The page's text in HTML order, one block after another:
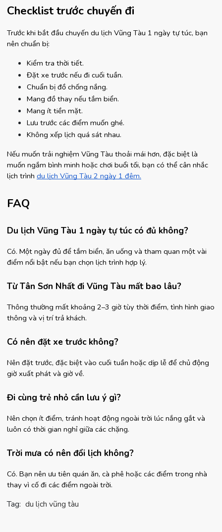
Checklist trước chuyến đi
Trước khi bắt đầu chuyến du lịch Vũng Tàu 1 ngày tự túc, bạn
nên chuẩn bị:
Kiểm tra thời tiết.
Đặt xe trước nếu đi cuối tuần.
Chuẩn bị đồ chống nắng.
Mang đồ thay nếu tắm biển.
Mang ít tiền mặt.
Lưu trước các điểm muốn ghé.
Không xếp lịch quá sát nhau.
Nếu muốn trải nghiệm Vũng Tàu thoải mái hơn, đặc biệt là
muốn ngắm bình minh hoặc chơi buổi tối, bạn có thể cân nhắc
lịch trình du lịch Vũng Tàu 2 ngày 1 đêm.
FAQ
Du lịch Vũng Tàu 1 ngày tự túc có đủ không?
Có. Một ngày đủ để tắm biển, ăn uống và tham quan một vài
điểm nổi bật nếu bạn chọn lịch trình hợp lý.
Từ Tân Sơn Nhất đi Vũng Tàu mất bao lâu?
Thông thường mất khoảng 2–3 giờ tùy thời điểm, tình hình giao
thông và vị trí trả khách.
Có nên đặt xe trước không?
Nên đặt trước, đặc biệt vào cuối tuần hoặc dịp lễ để chủ động
giờ xuất phát và giờ về.
Đi cùng trẻ nhỏ cần lưu ý gì?
Nên chọn ít điểm, tránh hoạt động ngoài trời lúc nắng gắt và
luôn có thời gian nghỉ giữa các chặng.
Trời mưa có nên đổi lịch không?
Có. Bạn nên ưu tiên quán ăn, cà phê hoặc các điểm trong nhà
thay vì cố đi các điểm ngoài trời.
Tag: du lịch vũng tàu